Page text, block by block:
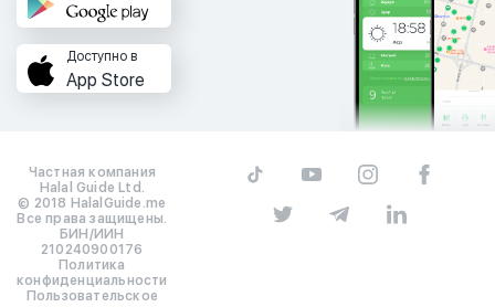
Доступно в
App Store
Частная компания
Halal Guide Ltd.
© 2018 HalalGuide.me
Все права защищены.
БИН/ИИН
210240900176
Политика
конфиденциальности
Пользовательское